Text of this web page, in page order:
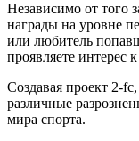
Независимо от того
награды на уровне
или любитель
проявляете интерес
Создавая проект 2-
различные
мира спорта.